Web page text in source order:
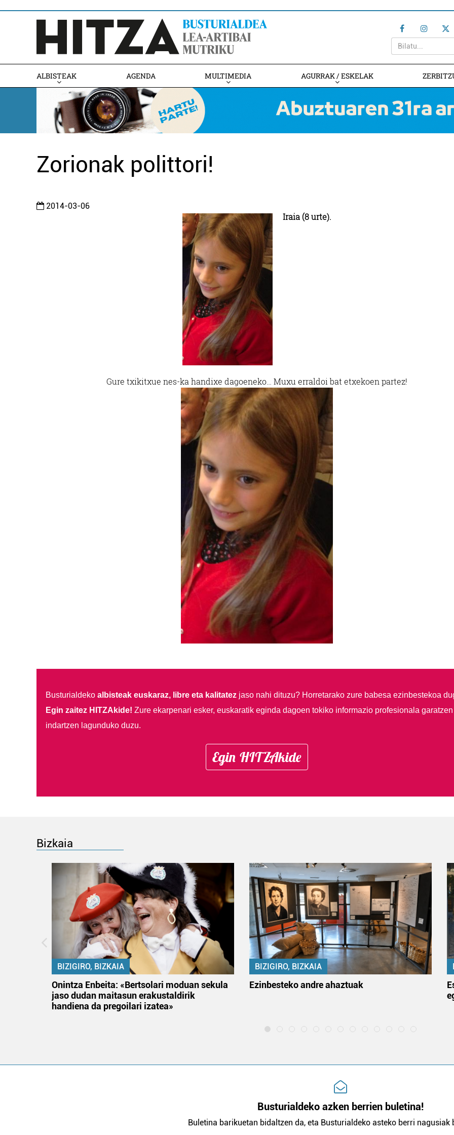
ALBISTEAK AGENDA MULTIMEDIA AGURRAK / ESKELAK
Zorionak polittori!
2014-03-06
Iraia (8 urte).
Gure txikitxue nes-ka handixe dagoeneko… Muxu erraldoi bat etxekoen partez!
Busturialdeko albisteak euskaraz, libre eta kalitatezjaso nahi dituzu? Horretarako zure babesa ezinbestekoa
Egin zaitez HITZAkide! Zure ekarpenari esker, euskaratik eginda dagoen tokiko informazio profesionala garatzen
indartzen lagunduko duzu.
Egin HITZAkide
Bizkaia
BIZIGIRO, BIZKAIA
Onintza Enbeita: «Bertsolari moduan sekula
jaso dudan maitasun erakustaldirik
handiena da pregoilari izatea»
BIZIGIRO, BIZKAIA
Ezinbesteko andre ahaztuak
Busturialdeko azken berrien buletina!
Buletina barikuetan bidaltzen da, eta Busturialdeko asteko berri nagusiak